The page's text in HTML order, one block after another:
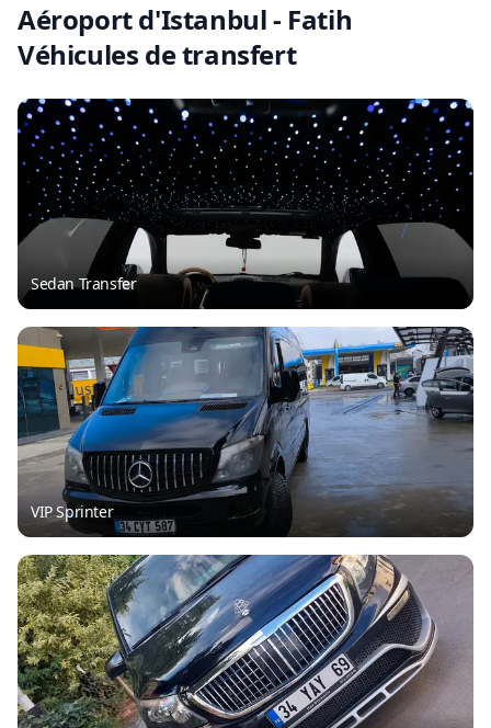
Aéroport d'Istanbul - Fatih
Véhicules de transfert
Sedan Transfer
VIP Sprinter